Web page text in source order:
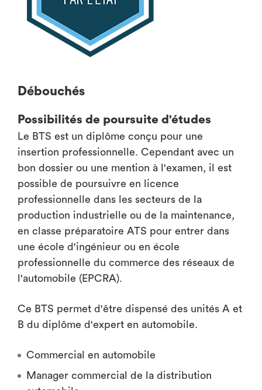
Débouchés
Possibilités de poursuite d'études
Le BTS est un diplôme conçu pour une
insertion professionnelle. Cependant avec un
bon dossier ou une mention à l'examen, il est
possible de poursuivre en licence
professionnelle dans les secteurs de la
production industrielle ou de la maintenance,
en classe préparatoire ATS pour entrer dans
une école d'ingénieur ou en école
professionnelle du commerce des réseaux de
l'automobile (EPCRA).
Ce BTS permet d'être dispensé des unités A et
B du diplôme d'expert en automobile.
Commercial en automobile
Manager commercial de la distribution